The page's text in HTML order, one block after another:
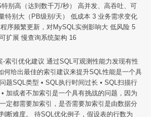
别高（达到数千万/秒） 高并发、高吞吐、可
特别大（PB级别/天） 低成本 3 业务需求变化
序频繁更新，对MySQL实例影响大 低风险 5
扩展 慢查询系统架构 16
-索引优化建议 通过SQL可观测性能力发现有性
何给出最佳的索引建议来提升SQL性能是一个具
题SQL类型 • SQL执行时间过长 • SQL扫描行
加或者不加索引是一个具有挑战的问题，因为
定都需要加索引，是否需要加索引是由数据分
断难度。 待SQL优化例子，假设表的行数为